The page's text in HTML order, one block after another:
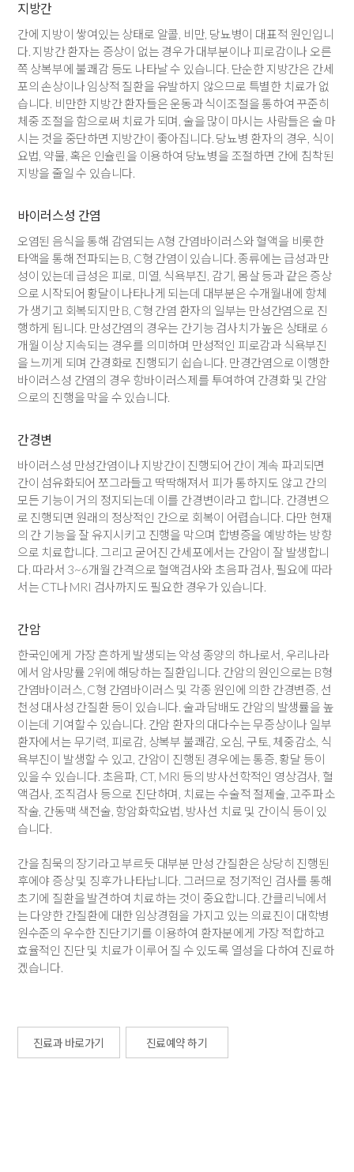
지방간
간에 지방이 쌓여있는 상태로 알콜, 비만, 당뇨병이 대표적 원인입니
다. 지방간 환자는 증상이 없는 경우가 대부분이나 피로감이나 오른
쪽 상복부에 불쾌감 등도 나타날 수 있습니다. 단순한 지방간은 간세
포의 손상이나 임상적 질환을 유발하지 않으므로 특별한 치료가 없
습니다. 비만한 지방간 환자들은 운동과 식이조절을 통하여 꾸준히
체중 조절을 함으로써 치료가 되며, 술을 많이 마시는 사람들은 술 마
시는 것을 중단하면 지방간이 좋아집니다. 당뇨병 환자의 경우, 식이
요법, 약물, 혹은 인슐린을 이용하여 당뇨병을 조절하면 간에 침착된
지방을 줄일 수 있습니다.
바이러스성 간염
오염된 음식을 통해 감염되는 A형 간염바이러스와 혈액을 비롯한
타액을 통해 전파되는 B, C형 간염이 있습니다. 종류에는 급성과 만
성이 있는데 급성은 피로, 미열, 식욕부진, 감기, 몸살 등과 같은 증상
으로 시작되어 황달이 나타나게 되는데 대부분은 수개월내에 항체
가 생기고 회복되지만 B, C형 간염 환자의 일부는 만성간염으로 진
행하게 됩니다. 만성간염의 경우는 간기능 검사치가 높은 상태로 6
개월 이상 지속되는 경우를 의미하며 만성적인 피로감과 식욕부진
을 느끼게 되며 간경화로 진행되기 쉽습니다. 만경간염으로 이행한
바이러스성 간염의 경우 항바이러스제를 투여하여 간경화 및 간암
으로의 진행을 막을 수 있습니다.
간경변
바이러스성 만성간염이나 지방간이 진행되어 간이 계속 파괴되면
간이 섬유화되어 쪼그라들고 딱딱해져서 피가 통하지도 않고 간의
모든 기능이 거의 정지되는데 이를 간경변이라고 합니다. 간경변으
로 진행되면 원래의 정상적인 간으로 회복이 어렵습니다. 다만 현재
의 간 기능을 잘 유지시키고 진행을 막으며 합병증을 예방하는 방향
으로 치료합니다. 그리고 굳어진 간세포에서는 간암이 잘 발생합니
다. 따라서 3~6개월 간격으로 혈액검사와 초음파 검사, 필요에 따라
서는 CT나 MRI 검사까지도 필요한 경우가 있습니다.
간암
한국인에게 가장 흔하게 발생되는 악성 종양의 하나로서, 우리나라
에서 암사망률 2위에 해당하는 질환입니다. 간암의 원인으로는 B형
간염바이러스, C형 간염바이러스 및 각종 원인에 의한 간경변증, 선
천성 대사성 간질환 등이 있습니다. 술과 담배도 간암의 발생률을 높
이는데 기여할 수 있습니다. 간암 환자의 대다수는 무증상이나 일부
환자에서는 무기력, 피로감, 상복부 불쾌감, 오심, 구토, 체중감소, 식
욕부진이 발생할 수 있고, 간암이 진행된 경우에는 통증, 황달 등이
있을 수 있습니다. 초음파, CT, MRI 등의 방사선학적인 영상검사, 혈
액검사, 조직검사 등으로 진단하며, 치료는 수술적 절제술, 고주파 소
작술, 간동맥 색전술, 항암화학요법, 방사선 치료 및 간이식 등이 있
습니다.
간을 침묵의 장기라고 부르듯 대부분 만성 간질환은 상당히 진행된
후에야 증상 및 징후가 나타납니다. 그러므로 정기적인 검사를 통해
초기에 질환을 발견하여 치료하는 것이 중요합니다. 간클리닉에서
는 다양한 간질환에 대한 임상경험을 가지고 있는 의료진이 대학병
원수준의 우수한 진단기기를 이용하여 환자분에게 가장 적합하고
효율적인 진단 및 치료가 이루어 질 수 있도록 열성을 다하여 진료하
겠습니다.
진료과 바로가기 진료예약 하기